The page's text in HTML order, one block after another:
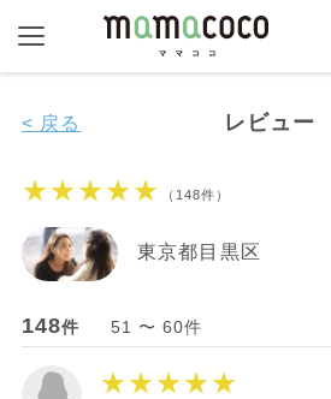
レビュー
< 戻る
★★★★★ （148件）
東京都目黒区
148件 51 〜 60件
★★★★★